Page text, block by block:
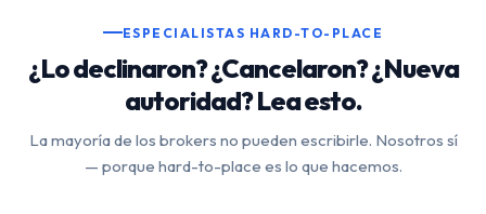
ESPECIALISTAS HARD-TO-PLACE
¿Lo declinaron? ¿Cancelaron? ¿Nueva
autoridad? Lea esto.
La mayoría de los brokers no pueden escribirle. Nosotros sí
— porque hard-to-place es lo que hacemos.